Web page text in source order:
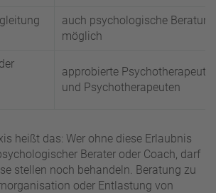
auch psychologische Beratung
möglich
approbierte
und Psychotherapeuten
heißt das: Wer ohne diese Erlaubnis
Berater oder Coach, darf
stellen noch behandeln. Beratung zu
oder Entlastung von